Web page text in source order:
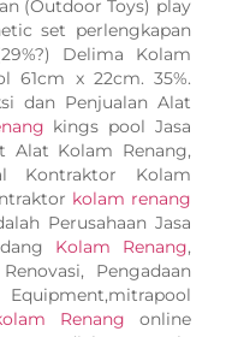
(Outdoor Toys) play
set perlengkapan
Delima Kolam
61cm x 22cm. 35%.
dan Penjualan Alat
kings pool Jasa
Alat Kolam Renang,
Kontraktor Kolam
kolam renang
Perusahaan Jasa
Kolam Renang,
Pengadaan
Renang online